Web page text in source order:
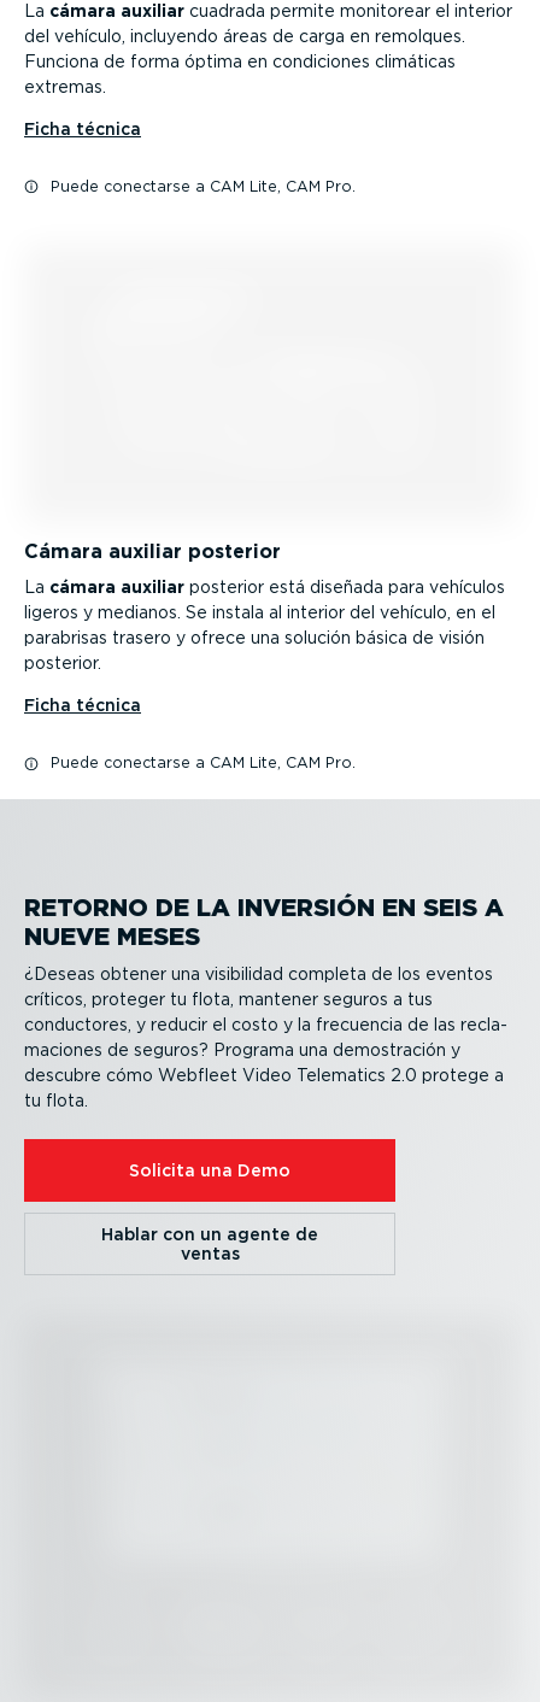
La cámara auxiliar cuadrada permite monitorear el interior
del vehículo, incluyendo áreas de carga en remolques.
Funciona de forma óptima en condiciones climáticas
extremas.
Ficha técnica
Puede conectarse a CAM Lite, CAM Pro.
Cámara auxiliar posterior
La cámara auxiliar posterior está diseñada para vehículos
ligeros y medianos. Se instala al interior del vehículo, en el
parabrisas trasero y ofrece una solución básica de visión
posterior.
Ficha técnica
Puede conectarse a CAM Lite, CAM Pro.
RETORNO DE LA INVERSIÓN EN SEIS A
NUEVE MESES
¿Deseas obtener una visibilidad completa de los eventos
críticos, proteger tu flota, mantener seguros a tus
conductores, y reducir el costo y la frecuencia de las recla­
ma­ciones de seguros? Programa una demos­tración y
descubre cómo Webfleet Video Telematics 2.0 protege a
tu flota.
Solicita una Demo
Hablar con un agente de
ventas